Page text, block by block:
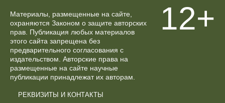
Материалы, размещенные на сайте,
охраняются Законом о защите авторских
прав. Публикация любых материалов
этого сайта запрещена без
предварительного согласования с
издательством. Авторские права на
размещенные на сайте научные
публикации принадлежат их авторам.
РЕКВИЗИТЫ И КОНТАКТЫ
12+